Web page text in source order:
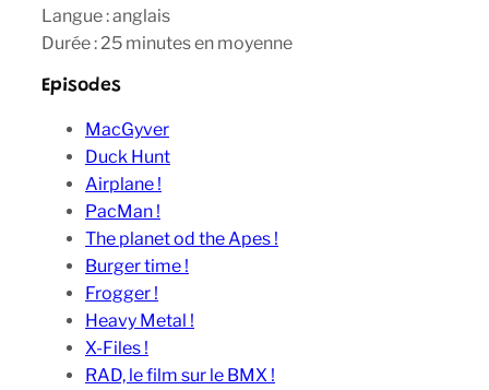
Langue : anglais
Durée : 25 minutes en moyenne
Episodes
MacGyver
Duck Hunt
Airplane !
PacMan !
The planet od the Apes !
Burger time !
Frogger !
Heavy Metal !
X-Files !
RAD, le film sur le BMX !